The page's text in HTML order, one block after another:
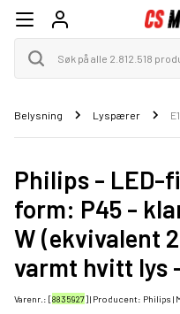
Belysning Lyspærer
Philips - LED-
form: P45 -
W (ekvivalent
varmt hvitt lys
Varenr.: [8835927] | Producent: Philips |